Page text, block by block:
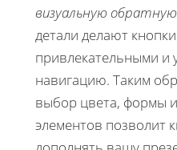
визуальную обратную
детали делают
привлекательными
навигацию. Таким
выбор цвета, формы
элементов позволит